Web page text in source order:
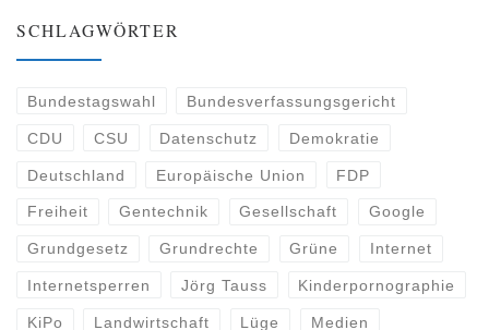
SCHLAGWÖRTER
Bundestagswahl Bundesverfassungsgericht
CDU CSU Datenschutz Demokratie
Deutschland Europäische Union FDP
Freiheit Gentechnik Gesellschaft Google
Grundgesetz Grundrechte Grüne Internet
Internetsperren Jörg Tauss Kinderpornographie
KiPo Landwirtschaft Lüge Medien